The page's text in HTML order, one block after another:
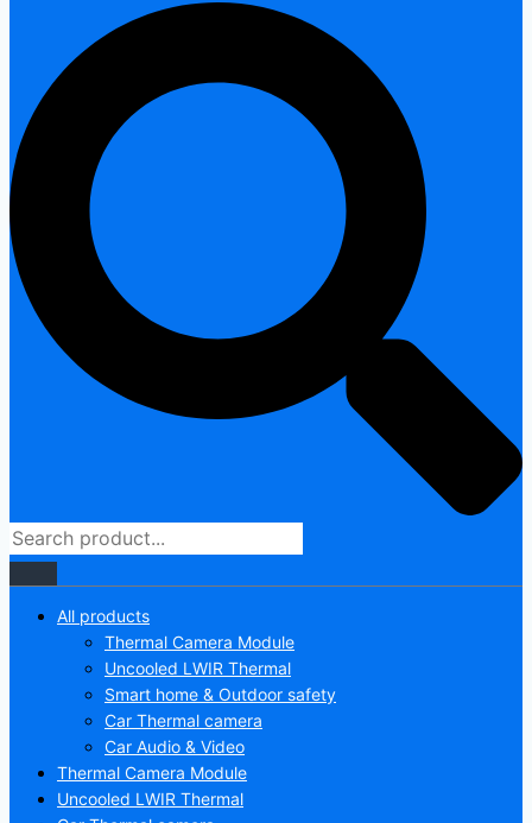
All products
Thermal Camera Module
Uncooled LWIR Thermal
Smart home & Outdoor safety
Car Thermal camera
Car Audio & Video
Thermal Camera Module
Uncooled LWIR Thermal